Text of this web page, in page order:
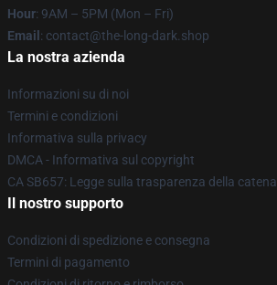
Hour: 9AM – 5PM (Mon – Fri)
Email : contact@the-long-dark.shop
La nostra azienda
Informazioni su di noi
Termini e condizioni
Informativa sulla privacy
DMCA - Informativa sul copyright
CA SB657: Legge sulla trasparenza della
Il nostro supporto
Condizioni di spedizione e consegna
Termini di pagamento